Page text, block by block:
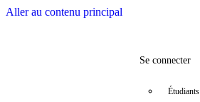
Aller au contenu principal
FacebookTwitter
Se connecter
Étudiants